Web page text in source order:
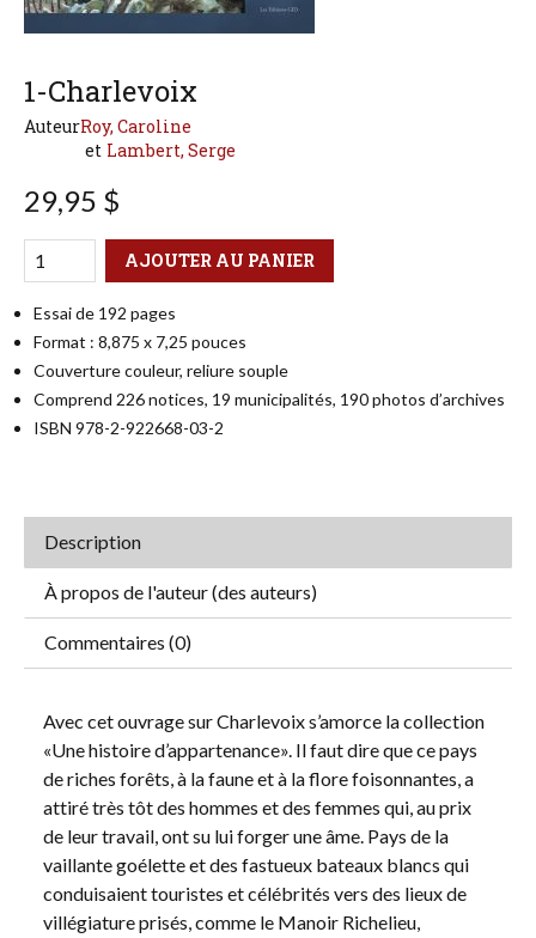
1-Charlevoix
AuteurRoy, Caroline
Lambert, Serge
29,95 $
Qté
Format AJOUTER AU PANIER
Essai de 192 pages
Format : 8,875 x 7,25 pouces
Couverture couleur, reliure souple
Comprend 226 notices, 19 municipalités, 190 photos d’archives
ISBN 978-2-922668-03-2
Description
À propos de l'auteur (des auteurs)
Commentaires (0)
Avec cet ouvrage sur Charlevoix s’amorce la collection
«Une histoire d’appartenance». Il faut dire que ce pays
de riches forêts, à la faune et à la flore foisonnantes, a
attiré très tôt des hommes et des femmes qui, au prix
de leur travail, ont su lui forger une âme. Pays de la
vaillante goélette et des fastueux bateaux blancs qui
conduisaient touristes et célébrités vers des lieux de
villégiature prisés, comme le Manoir Richelieu,